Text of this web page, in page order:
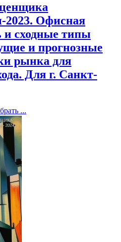
2023. Офисная
и сходные типы
и прогнозные
рынка для
Для г. Санкт-
...